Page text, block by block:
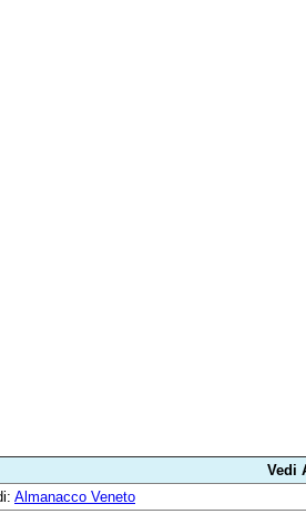
Vedi
Almanacco Veneto